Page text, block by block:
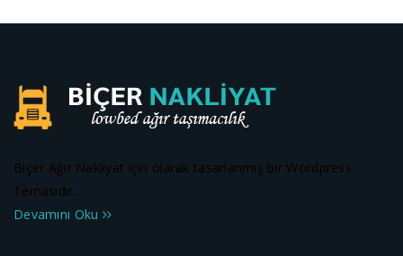
Biçer Ağır Nakliyat için olarak tasarlanmış bir Wordpress
Temasıdır.
Devamını Oku